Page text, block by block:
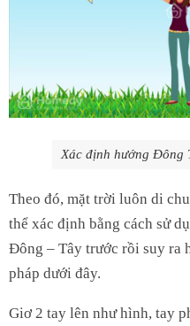
Xác định hướng Đông
Theo đó, mặt trời luôn di
thể xác định bằng cách sử
Đông – Tây trước rồi suy ra
pháp dưới đây.
Giơ 2 tay lên như hình, tay